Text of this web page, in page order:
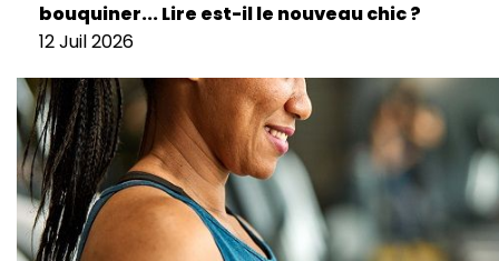
bouquiner... Lire est-il le nouveau chic ?
12 Juil 2026